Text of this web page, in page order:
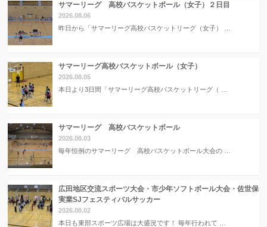
サマーリーグ 高校バスケットボール（女子）２日目
2026.08.06
昨日から「サマーリーグ高校バスケットリーグ（女子） …
サマーリーグ高校バスケットボール（女子）
2026.08.05
本日より3日間「サマーリーグ高校バスケットリーグ（ …
サマーリーグ 高校バスケットボール
2026.08.03
毎年恒例のサマーリーグ 高校バスケットボール大会の …
広田地区交流スポーツ大会・市少年ソフトボール大会・佐世保
実業SJフェスティバルサッカー
2026.08.02
本日も東部スポーツ広場は大盛況です！ 毎年行われて …